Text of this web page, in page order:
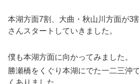
本湖方面7割、大曲・秋山川方面が3
さんスタートしていきました。
僕も本湖方面に向かってみました。
勝瀬橋をくぐり本湖にでた一二三沖
くありました。